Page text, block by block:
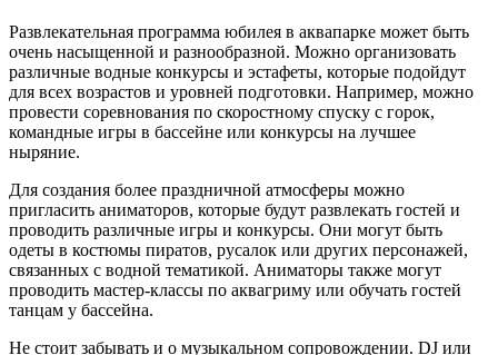
Развлекательная программа юбилея в аквапарке может быть
очень насыщенной и разнообразной. Можно организовать
различные водные конкурсы и эстафеты, которые подойдут
для всех возрастов и уровней подготовки. Например, можно
провести соревнования по скоростному спуску с горок,
командные игры в бассейне или конкурсы на лучшее
ныряние.
Для создания более праздничной атмосферы можно
пригласить аниматоров, которые будут развлекать гостей и
проводить различные игры и конкурсы. Они могут быть
одеты в костюмы пиратов, русалок или других персонажей,
связанных с водной тематикой. Аниматоры также могут
проводить мастер-классы по аквагриму или обучать гостей
танцам у бассейна.
Не стоит забывать и о музыкальном сопровождении. DJ или